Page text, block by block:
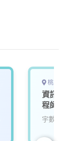
桃園
資訊
程師
宇數科